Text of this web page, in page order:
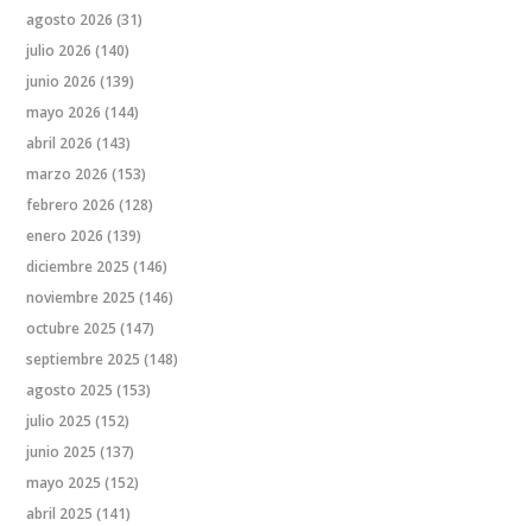
agosto 2026 (31)
julio 2026 (140)
junio 2026 (139)
mayo 2026 (144)
abril 2026 (143)
marzo 2026 (153)
febrero 2026 (128)
enero 2026 (139)
diciembre 2025 (146)
noviembre 2025 (146)
octubre 2025 (147)
septiembre 2025 (148)
agosto 2025 (153)
julio 2025 (152)
junio 2025 (137)
mayo 2025 (152)
abril 2025 (141)